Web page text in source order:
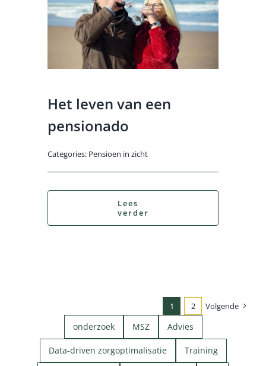
Het leven van een
pensionado
Categories: Pensioen in zicht
Lees
verder
1 2 Volgende
onderzoek MSZ Advies
Data-driven zorgoptimalisatie Training